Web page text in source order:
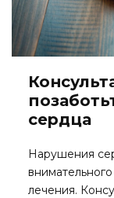
сердца
Нарушения
лечения.